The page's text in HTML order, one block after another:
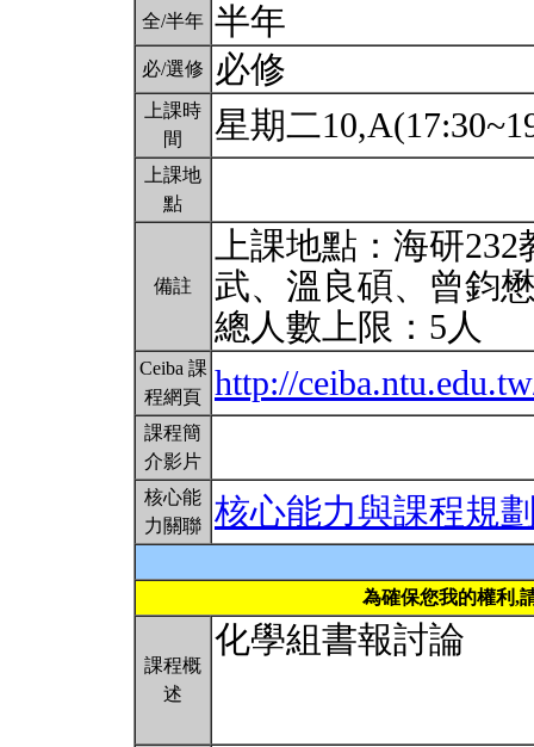
全/半年 半年
必/選修 必修
上課時
間
星期二
上課地
點
備註
上課地點：海研
武、溫良碩、曾鈞
總人數上限：5人
Ceiba 課
程網頁
http://
課程簡
介影片
核心能
力關聯
核心能力與課程規
為確保您我的權利,
課程概
述
化學組書報討論